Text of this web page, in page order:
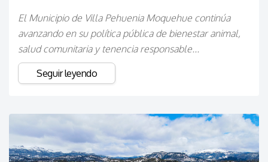
El Municipio de Villa Pehuenia Moquehue continúa
avanzando en su política pública de bienestar animal,
salud comunitaria y tenencia responsable...
Seguir leyendo